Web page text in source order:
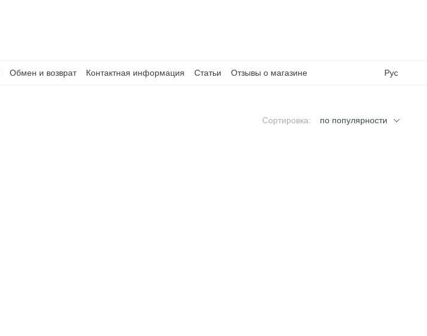
Обмен и возврат Контактная информация Статьи Отзывы о магазине Рус
Сортировка: по популярности